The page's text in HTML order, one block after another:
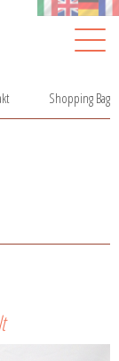
Shopping Bag